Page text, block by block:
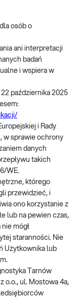
osób o
ani interpretacji
badań
i wspiera w
października 2025
i Rady
w sprawie ochrony
danych
takich
WE.
którego
przewidzieć, i
ono korzystanie z
lub na pewien czas,
mógł
staranności. Nie
Użytkownika lub
Tarnów
o.o., ul. Mostowa 4a,